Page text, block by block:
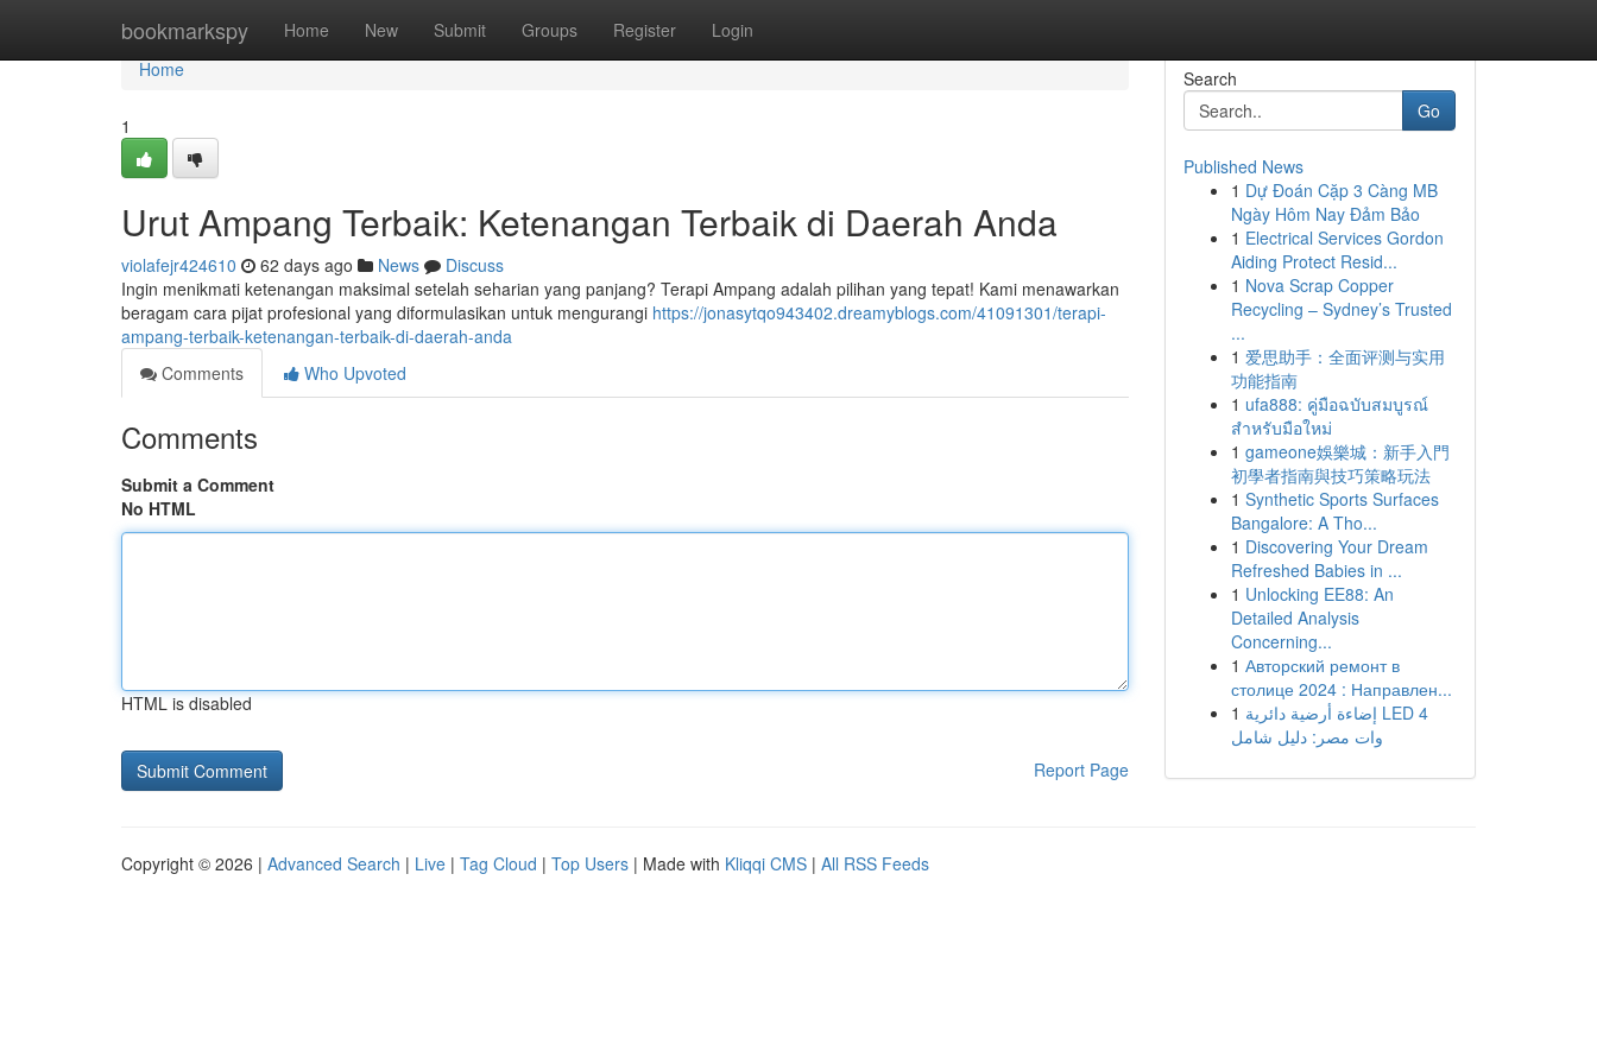
bookmarkspy Home New Submit Groups Register Login
Home
Home
1
Urut Ampang Terbaik: Ketenangan Terbaik di Daerah Anda
violafejr424610 62 days ago News
Discuss
Ingin menikmati ketenangan maksimal setelah seharian yang panjang? Terapi Ampang adalah pilihan yang tepat! Kami menawarkan
beragam cara pijat profesional yang diformulasikan untuk mengurangi https://jonasytqo943402.dreamyblogs.com/41091301/terapi-
ampang-terbaik-ketenangan-terbaik-di-daerah-anda
Comments
Who Upvoted
Comments
Submit a Comment
No HTML
HTML is disabled
Report Page
Search
Go
Published News
1 Dự Đoán Cặp 3 Càng MB
Ngày Hôm Nay Đảm Bảo
1 Electrical Services Gordon
Aiding Protect Resid...
1 Nova Scrap Copper
Recycling – Sydney’s Trusted
...
1 爱思助手：全面评测与实用
功能指南
1 ufa888: คู่มือฉบับสมบูรณ์
สำหรับมือใหม่
1 gameone娛樂城：新手入門
初學者指南與技巧策略玩法
1 Synthetic Sports Surfaces
Bangalore: A Tho...
1 Discovering Your Dream
Refreshed Babies in ...
1 Unlocking EE88: An
Detailed Analysis
Concerning...
1 Авторский ремонт в
столице 2024 : Направлен...
1 إضاءة أرضية دائرية LED 4
وات مصر: دليل شامل
Copyright © 2026 | Advanced Search | Live | Tag Cloud | Top Users | Made with Kliqqi CMS | All RSS Feeds